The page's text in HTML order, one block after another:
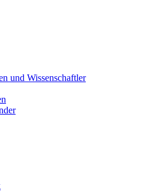
und Wissenschaftler